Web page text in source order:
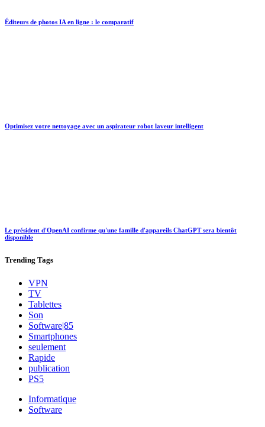
Éditeurs de photos IA en ligne : le comparatif
Optimisez votre nettoyage avec un aspirateur robot laveur intelligent
Le président d'OpenAI confirme qu'une famille d'appareils ChatGPT sera bientôt
disponible
Trending Tags
VPN
TV
Tablettes
Son
Software|85
Smartphones
seulement
Rapide
publication
PS5
Informatique
Software